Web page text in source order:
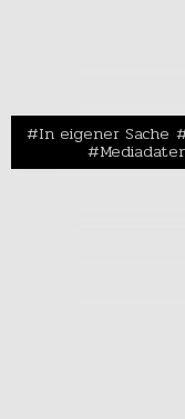
In eigener Sache